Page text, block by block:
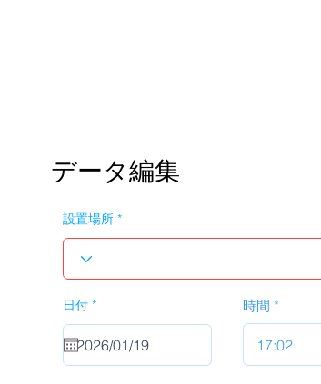
データ編集
設置場所
日付 *r
q
u
i
r
時間